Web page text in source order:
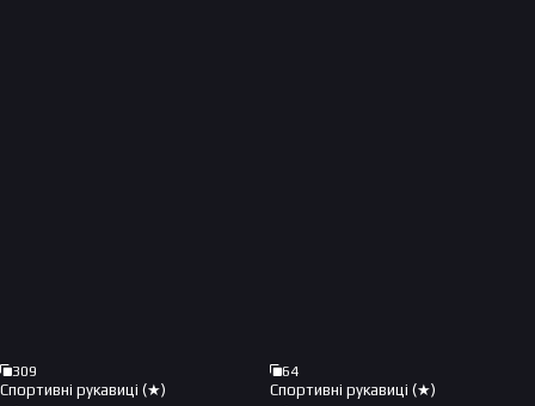
309
Спортивні рукавиці (★)
64
Спортивні рукавиці (★)